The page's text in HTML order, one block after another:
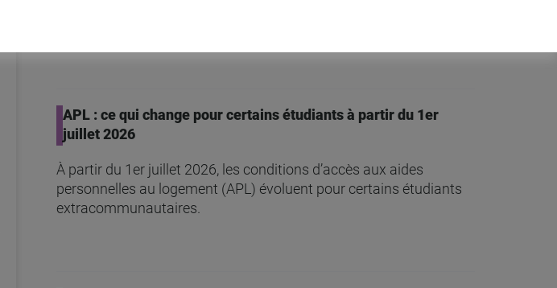
APL : ce qui change pour certains étudiants à partir du 1er
juillet 2026
À partir du 1er juillet 2026, les conditions d’accès aux aides
personnelles au logement (APL) évoluent pour certains étudiants
extracommunautaires.